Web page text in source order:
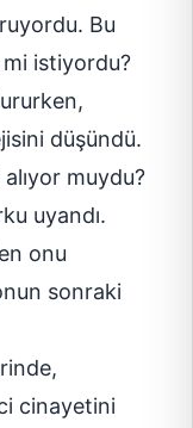
Bu
istiyordu?
düşündü.
muydu?
uyandı.
onu
sonraki
cinayetini